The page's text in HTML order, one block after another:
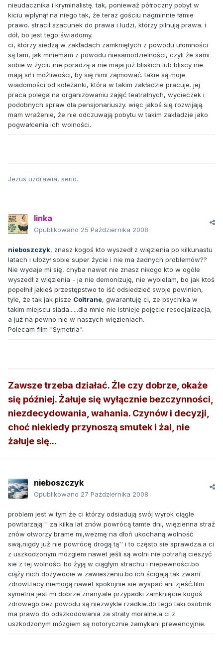
nieudacznika i kryminalistę. tak, ponieważ półroczny pobyt w
kiciu wpłynął na niego tak, że teraz gościu nagminnie łamie
prawo. stracił szacunek do prawa i ludzi, którzy pilnują prawa. i
dół, bo jest tego świadomy.
ci, którzy siedzą w zakładach zamkniętych z powodu ułomności
są tam, jak mniemam z powodu niesamodzielności, czyli że sami
sobie w życiu nie poradzą a nie maja już bliskich lub bliscy nie
mają sił i możliwości, by się nimi zajmować. takie są moje
wiadomości od koleżanki, która w takim zakładzie pracuje. jej
praca polega na organizowaniu zajęć teatralnych, wycieczek i
podobnych spraw dla pensjonariuszy. więc jakoś się rozwijają.
mam wrażenie, że nie odczuwają pobytu w takim zakładzie jako
pogwałcenia ich wolności.
Jezus uzdrawia, serio.
linka
Opublikowano 25 Października 2008
nieboszczyk, znasz kogoś kto wyszedł z więzienia po kilkunastu
latach i ułożył sobie super życie i nie ma żadnych problemów??
Nie wydaje mi się, chyba nawet nie znasz nikogo kto w ogóle
wyszedł z więzienia - ja nie demonizuję, nie wybielam, bo jak ktoś
popełnił jakieś przestępstwo to iść odsiedzieć swoje powinien,
tyle, że tak jak pisze Coltrane, gwarantuję ci, ze psychika w
takim miejscu siada......dla mnie nie istnieje pojęcie resocjalizacja,
a już na pewno nie w naszych więzieniach.
Polecam film "Symetria".
Zawsze trzeba działać. Źle czy dobrze, okaże
się później. Żałuje się wyłącznie bezczynności,
niezdecydowania, wahania. Czynów i decyzji,
choć niekiedy przynoszą smutek i żal, nie
żałuje się...
nieboszczyk
Opublikowano 27 Października 2008
problem jest w tym że ci którzy odsiadują swój wyrok ciągle
powtarzają:'' za kilka lat znów powrócą tamte dni, więzienna straż
znów otworzy brame mi,wezmę na dłoń ukochaną wolność
swą,nigdy już nie powrócę drogą tą'' i to często sie sprawdza.a ci
z uszkodzonym mózgiem nawet jeśli są wolni nie potrafią cieszyć
sie z tej wolności bo żyją w ciągłym strachu i niepewności.bo
ciąży nich dożywocie w zawieszeniu.bo ich ścigają tak zwani
zdrowi.tacy niemogą nawet spokojnie sie wyspać ani zjeść.film
symetria jest mi dobrze znany.ale przypadki zamknięcie kogoś
zdrowego bez powodu są niezwykle rzadkie.do tego taki osobnik
ma prawo do odszkodowania za straty moralne.a ci z
uszkodzonym mózgiem są notorycznie zamykani prewencyjnie.